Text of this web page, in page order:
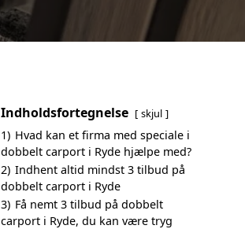
Indholdsfortegnelse skjul
1) Hvad kan et firma med speciale i
dobbelt carport i Ryde hjælpe med?
2) Indhent altid mindst 3 tilbud på
dobbelt carport i Ryde
3) Få nemt 3 tilbud på dobbelt
carport i Ryde, du kan være tryg